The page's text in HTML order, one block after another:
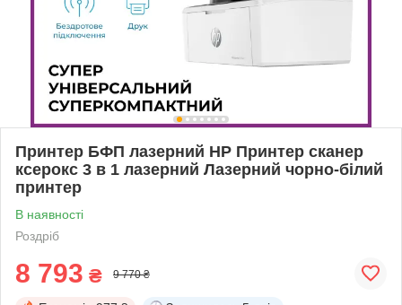
Принтер БФП лазерний HP Принтер сканер
ксерокс 3 в 1 лазерний Лазерний чорно-білий
принтер
В наявності
Роздріб
8 793 ₴ 9 770 ₴